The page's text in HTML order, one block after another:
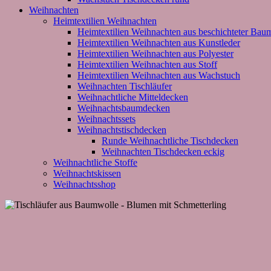
Weihnachten
Heimtextilien Weihnachten
Heimtextilien Weihnachten aus beschichteter
Heimtextilien Weihnachten aus Kunstleder
Heimtextilien Weihnachten aus Polyester
Heimtextilien Weihnachten aus Stoff
Heimtextilien Weihnachten aus Wachstuch
Weihnachten Tischläufer
Weihnachtliche Mitteldecken
Weihnachtsbaumdecken
Weihnachtssets
Weihnachtstischdecken
Runde Weihnachtliche Tischdecken
Weihnachten Tischdecken eckig
Weihnachtliche Stoffe
Weihnachtskissen
Weihnachtsshop